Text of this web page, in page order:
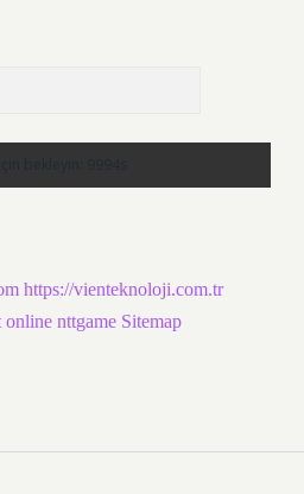
https://vienteknoloji.com.tr
online nttgame Sitemap